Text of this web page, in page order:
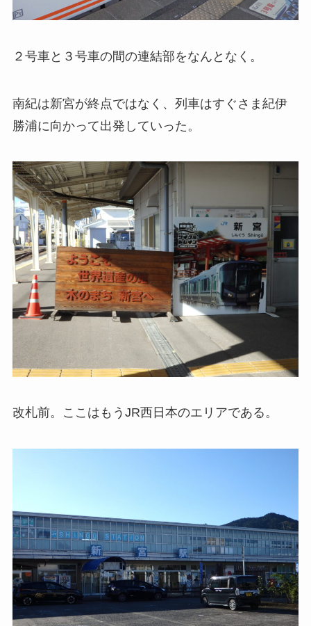
２号車と３号車の間の連結部をなんとなく。
南紀は新宮が終点ではなく、列車はすぐさま紀伊
勝浦に向かって出発していった。
改札前。ここはもうJR西日本のエリアである。